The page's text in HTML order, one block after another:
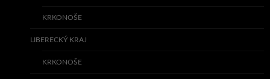
KRKONOŠE
LIBERECKÝ KRAJ
KRKONOŠE